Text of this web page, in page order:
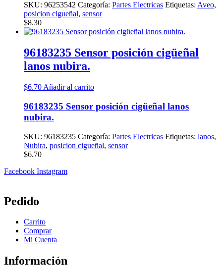
SKU: 96253542 Categoría: Partes Electricas Etiquetas: Aveo,
posicion cigueñal, sensor
$8.30
96183235 Sensor posición cigüeñal
lanos nubira.
$6.70 Añadir al carrito
96183235 Sensor posición cigüeñal lanos
nubira.
SKU: 96183235 Categoría: Partes Electricas Etiquetas: lanos,
Nubira, posicion cigueñal, sensor
$6.70
Facebook Instagram
Pedido
Carrito
Comprar
Mi Cuenta
Información